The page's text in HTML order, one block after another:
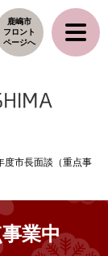
鹿嶋市
フロント
ページへ
度市長面談（重点事
業中